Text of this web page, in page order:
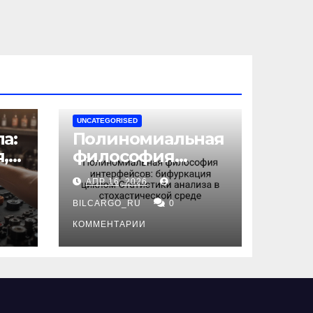
UNCATEGORISED
Полиномиальная
философия
интерфейсов:
бифуркация
циклом
Статистики
анализа в
среде
АПР 16, 2026
BILCARGO_RU 0
КОММЕНТАРИИ